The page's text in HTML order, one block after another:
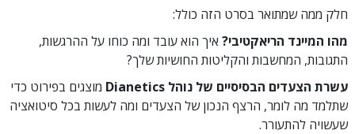
חלק ממה שמתואר בסרט הזה כולל:
מהו המיינד הריאקטיבי? איך הוא עובד ומה כוחו על ההרגשות,
התגובות, המחשבות והקליטות החושיות שלך?
עשרת הצעדים הבסיסיים של נוהל Dianetics
מוצגים בפירוט כדי
שתלמד מה לומר, הרצף הנכון של הצעדים ומה לעשות בכל סיטואציה
שעשויה להתעורר.